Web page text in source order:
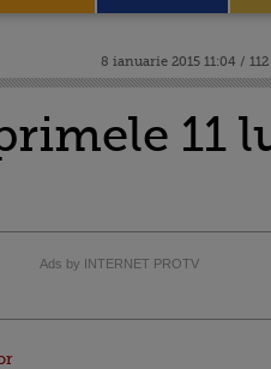
8 ianuarie 2015 11:04 /
11
Ads by INTERNET PROTV